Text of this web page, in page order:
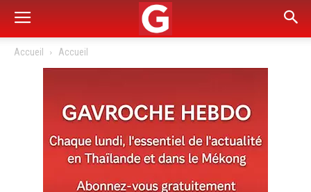
Accueil Accueil